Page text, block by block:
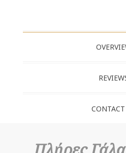
CONTACT